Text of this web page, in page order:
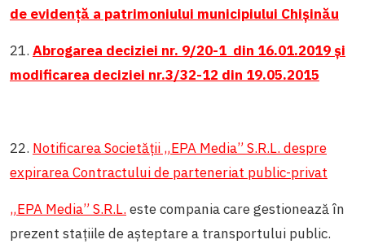
de evidență a patrimoniului municipiului Chișinău
21. Abrogarea deciziei nr. 9/20-1 din 16.01.2019 și
modificarea deciziei nr.3/32-12 din 19.05.2015
22. Notificarea Societății „EPA Media” S.R.L. despre
expirarea Contractului de parteneriat public-privat
„EPA Media” S.R.L. este compania care gestionează în
prezent stațiile de așteptare a transportului public.